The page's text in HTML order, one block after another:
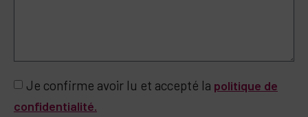
Je confirme avoir lu et accepté la politique de
confidentialité.